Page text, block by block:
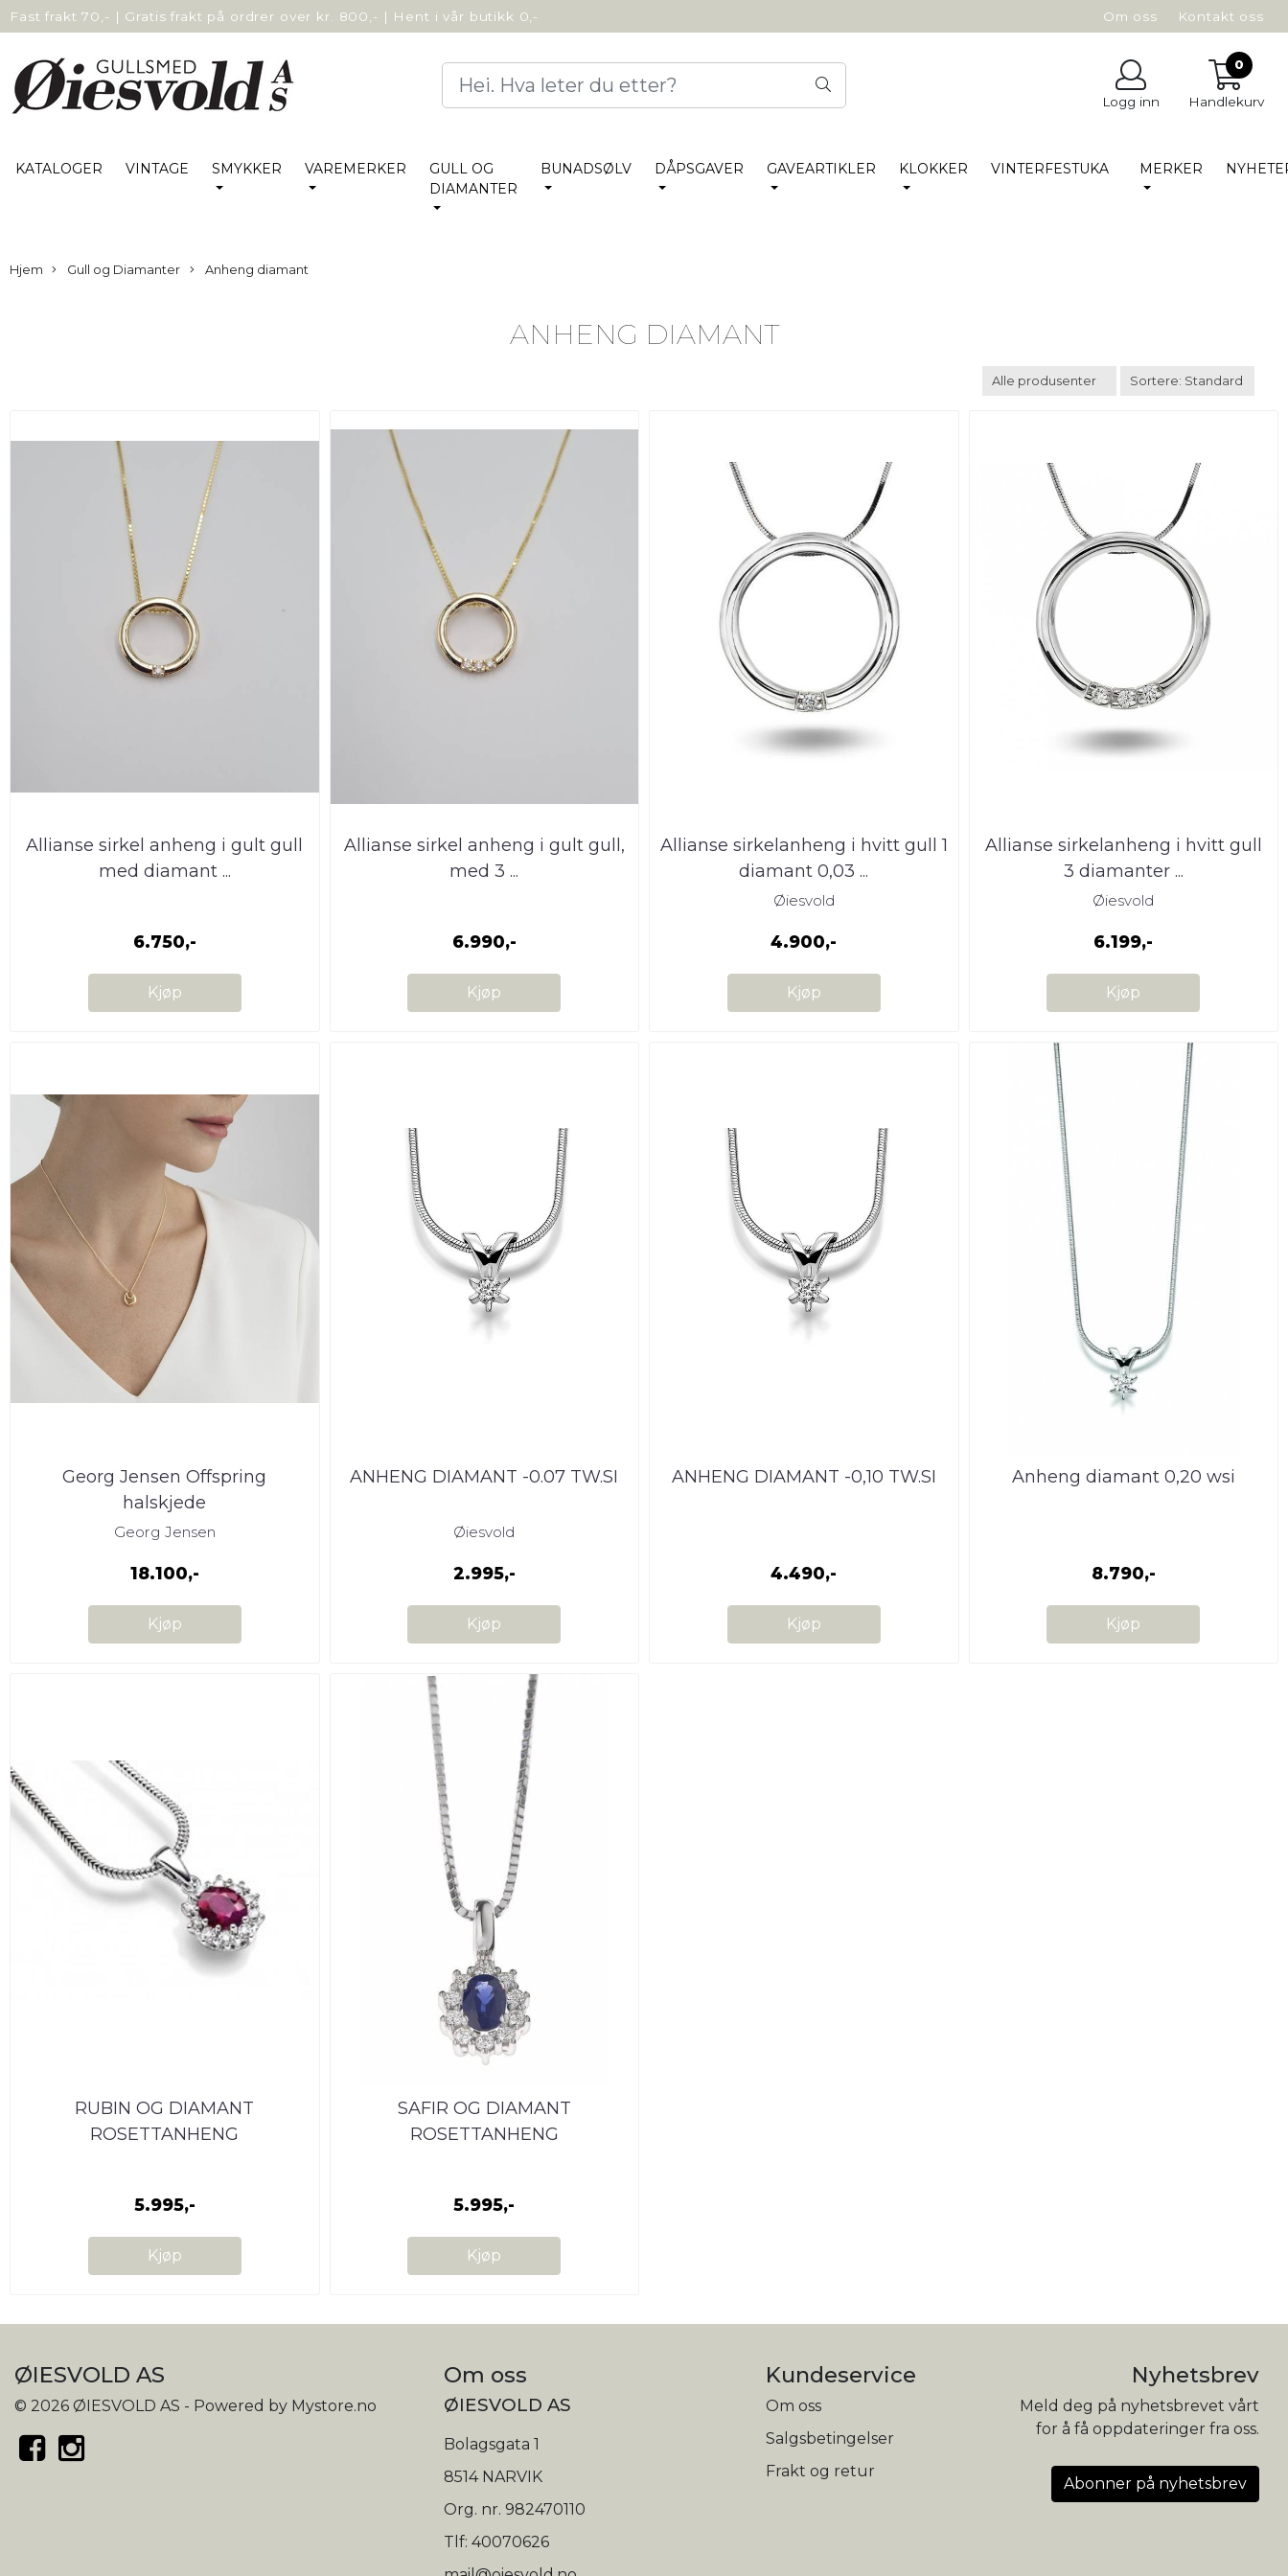
Fast frakt 70,- | Gratis frakt på ordrer over kr. 800,- | Hent i vår butikk 0,- Om oss Kontakt oss
Logg inn
0
Handlekurv
KATALOGER VINTAGE SMYKKER VAREMERKER
GULL OG
DIAMANTER
BUNADSØLV DÅPSGAVER GAVEARTIKLER KLOKKER VINTERFESTUKA MERKER
Hjem Gull og Diamanter Anheng diamant
ANHENG DIAMANT
Allianse sirkel anheng i gult gull
med diamant ...
6.750,-
Kjøp
Allianse sirkel anheng i gult gull,
med 3 ...
6.990,-
Kjøp
Allianse sirkelanheng i hvitt gull 1
diamant 0,03 ...
Øiesvold
4.900,-
Kjøp
Allianse sirkelanheng i hvitt gull
3 diamanter ...
Øiesvold
6.199,-
Kjøp
Georg Jensen Offspring
halskjede
Georg Jensen
18.100,-
Kjøp
ANHENG DIAMANT -0.07 TW.SI
Øiesvold
2.995,-
Kjøp
ANHENG DIAMANT -0,10 TW.SI
4.490,-
Kjøp
Anheng diamant 0,20 wsi
8.790,-
Kjøp
RUBIN OG DIAMANT
ROSETTANHENG
5.995,-
Kjøp
SAFIR OG DIAMANT
ROSETTANHENG
5.995,-
Kjøp
ØIESVOLD AS
© 2026 ØIESVOLD AS - Powered by Mystore.no
Om oss
ØIESVOLD AS
Bolagsgata 1
8514 NARVIK
Org. nr. 982470110
Tlf: 40070626
Kundeservice
Om oss
Salgsbetingelser
Frakt og retur
Nyhetsbrev
Meld deg på nyhetsbrevet vårt
for å få oppdateringer fra oss.
Abonner på nyhetsbrev